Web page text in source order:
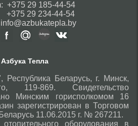
+375 29 185-44-54
29 234-44-54
Азбука Тепла
Беларусь, г. Минск,
119-869. Свидетельство
Минским горисполкомом 16
зарегистрирован в Торговом
11.06.2015 г. № 267211.
оборудования в